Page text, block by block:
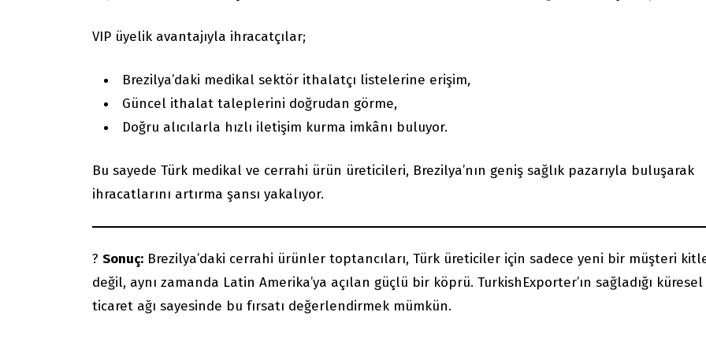
VIP üyelik avantajıyla ihracatçılar;
Brezilya’daki medikal sektör ithalatçı listelerine erişim,
Güncel ithalat taleplerini doğrudan görme,
Doğru alıcılarla hızlı iletişim kurma imkânı buluyor.
Bu sayede Türk medikal ve cerrahi ürün üreticileri, Brezilya’nın geniş sağlık pazarıyla buluşarak
ihracatlarını artırma şansı yakalıyor.
? Sonuç: Brezilya’daki cerrahi ürünler toptancıları, Türk üreticiler için sadece yeni bir müşteri
değil, aynı zamanda Latin Amerika’ya açılan güçlü bir köprü. TurkishExporter’ın sağladığı küresel
ticaret ağı sayesinde bu fırsatı değerlendirmek mümkün.